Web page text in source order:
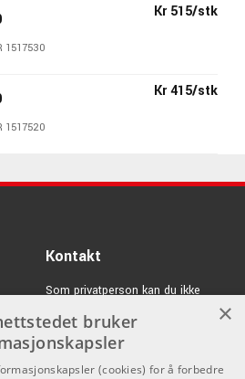
1517530
Kr 515/stk
1517520
Kr 415/stk
Kontakt
Som privatperson kan du ikke
kjøpe på denne nettsiden, alt salg
skjer gjennom våre forhandlere.
info@emnordic.no
×
bruker
(cookies) for å forbedre